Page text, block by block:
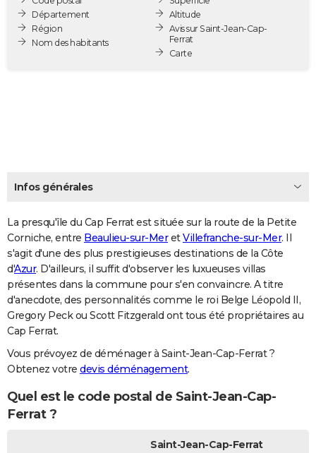
Destinations
City break
Voyage nature
Voyage de noces
Forum
Climat
PHOTO
GUIDES D'ACHAT
COPAINS D'AVANT
AVIS DE DÉCÈS
Bricolage
Lifestyle
Culture
Sport
Auto
Television
Voyage
Cinema
Département
Région
Nom des habitants
Altitude
Avis sur Saint-Jean-Cap-
Ferrat
Carte
Infos générales
La presqu'île du Cap Ferrat est située sur la route de la Petite
Corniche, entre Beaulieu-sur-MeretVillefranche-sur-Mer. Il
s'agit d'une des plus prestigieuses destinations de la Côte
d'Azur. D'ailleurs, il suffit d'observer les luxueuses villas
présentes dans la commune pour s'en convaincre. A titre
d'anecdote, des personnalités comme le roi Belge Léopold II,
Gregory Peck ou Scott Fitzgerald ont tous été propriétaires au
Cap Ferrat.
Vous prévoyez de déménager à Saint-Jean-Cap-Ferrat ?
Obtenez votre devis déménagement.
Quel est le code postal de Saint-Jean-Cap-
Ferrat ?
Saint-Jean-Cap-Ferrat